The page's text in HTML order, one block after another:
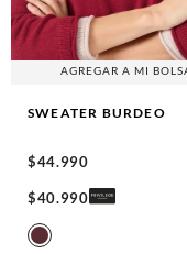
AGREGAR A MI
SWEATER BURDEO
$44.990
$40.990